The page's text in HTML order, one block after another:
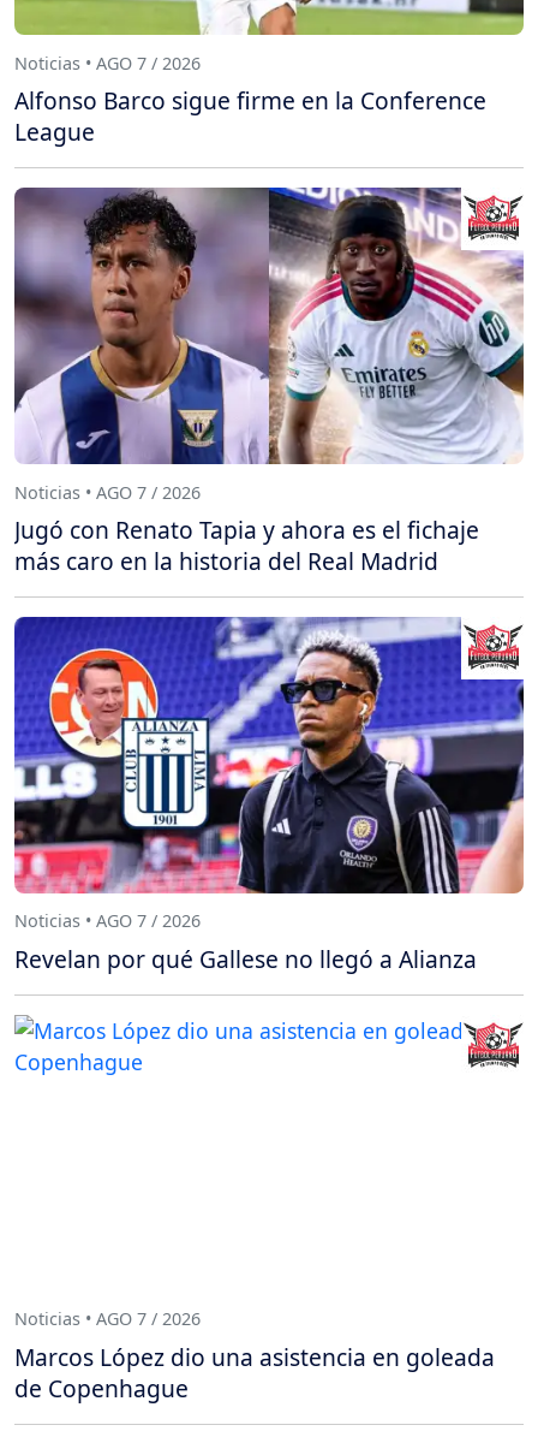
Noticias • AGO 7 / 2026
Alfonso Barco sigue firme en la Conference
League
Noticias • AGO 7 / 2026
Jugó con Renato Tapia y ahora es el fichaje
más caro en la historia del Real Madrid
Noticias • AGO 7 / 2026
Revelan por qué Gallese no llegó a Alianza
Noticias • AGO 7 / 2026
Marcos López dio una asistencia en goleada
de Copenhague